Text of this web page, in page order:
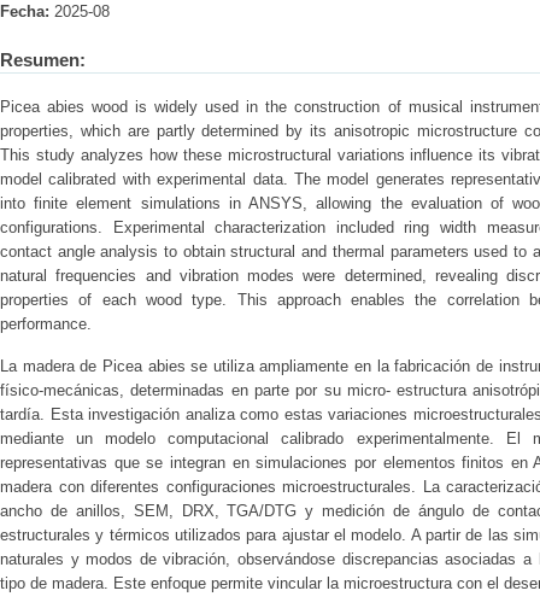
Fecha: 2025-08
Resumen:
Picea abies wood is widely used in the construction of musical
properties, which are partly determined by its anisotropic microstructure
This study analyzes how these microstructural variations influence its
model calibrated with experimental data. The model generates
into finite element simulations in ANSYS, allowing the evaluation of
configurations. Experimental characterization included ring width
contact angle analysis to obtain structural and thermal parameters used to
natural frequencies and vibration modes were determined, revealing
properties of each wood type. This approach enables the correlation
performance.
La madera de Picea abies se utiliza ampliamente en la fabricación de
físico-mecánicas, determinadas en parte por su micro- estructura
tardía. Esta investigación analiza como estas variaciones
mediante un modelo computacional calibrado experimentalmente. El
representativas que se integran en simulaciones por elementos finitos en
madera con diferentes configuraciones microestructurales. La
ancho de anillos, SEM, DRX, TGA/DTG y medición de ángulo de
estructurales y térmicos utilizados para ajustar el modelo. A partir de las
naturales y modos de vibración, observándose discrepancias asociadas
tipo de madera. Este enfoque permite vincular la microestructura con el